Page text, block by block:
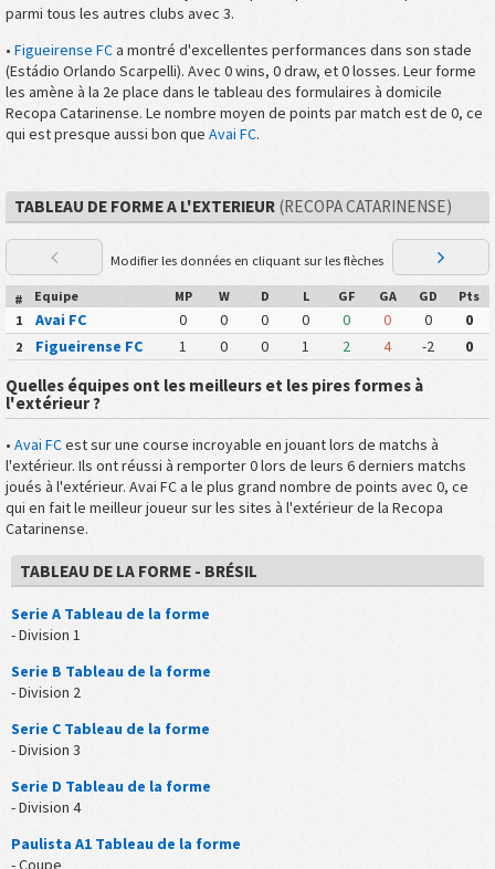
parmi tous les autres clubs avec 3.
• Figueirense FC a montré d'excellentes performances dans son stade
(Estádio Orlando Scarpelli). Avec 0 wins, 0 draw, et 0 losses. Leur forme
les amène à la 2e place dans le tableau des formulaires à domicile
Recopa Catarinense. Le nombre moyen de points par match est de 0, ce
qui est presque aussi bon que Avai FC.
TABLEAU DE FORME A L'EXTERIEUR(RECOPA CATARINENSE)
Modifier les données en cliquant sur les flèches
# Equipe MP W D L GF GA GD
Pts
1
Avai FC 0 0 0 0 0 0 0 0
2 Figueirense FC 1 0 0 1 2 4 -2 0
Quelles équipes ont les meilleurs et les pires formes à
l'extérieur ?
• Avai FCest sur une course incroyable en jouant lors de matchs à
l'extérieur. Ils ont réussi à remporter 0 lors de leurs 6 derniers matchs
joués à l'extérieur. Avai FC a le plus grand nombre de points avec 0, ce
qui en fait le meilleur joueur sur les sites à l'extérieur de la Recopa
Catarinense.
TABLEAU DE LA FORME - BRÉSIL
Serie A Tableau de la forme
- Division 1
Serie B Tableau de la forme
- Division 2
Serie C Tableau de la forme
- Division 3
Serie D Tableau de la forme
- Division 4
Paulista A1 Tableau de la forme
- Coupe